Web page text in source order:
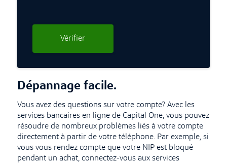
Vérifier
Dépannage facile.
Vous avez des questions sur votre compte? Avec les
services bancaires en ligne de Capital One, vous pouvez
résoudre de nombreux problèmes liés à votre compte
directement à partir de votre téléphone. Par exemple, si
vous vous rendez compte que votre NIP est bloqué
pendant un achat, connectez-vous aux services